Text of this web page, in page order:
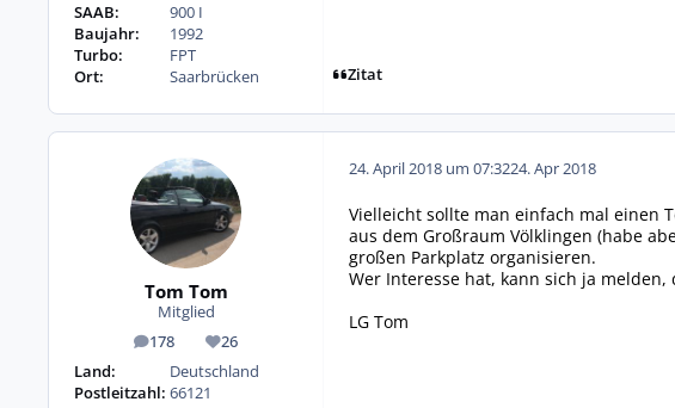
SAAB:
900 I
Baujahr:
1992
Turbo:
FPT
Ort:
Saarbrücken Zitat
Tom Tom
Mitglied
178
Beiträge 26
Reputation
Land:
Deutschland
Postleitzahl: 66121
24. April 2018 um 07:3224. Apr 2018
Vielleicht sollte man einfach mal einen
aus dem Großraum Völklingen (habe
großen Parkplatz organisieren.
Wer Interesse hat, kann sich ja
LG Tom